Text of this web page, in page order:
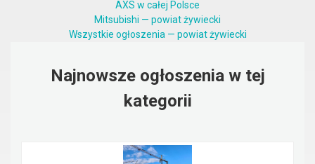
AXS w całej Polsce
Mitsubishi — powiat żywiecki
Wszystkie ogłoszenia — powiat żywiecki
Najnowsze ogłoszenia w tej
kategorii